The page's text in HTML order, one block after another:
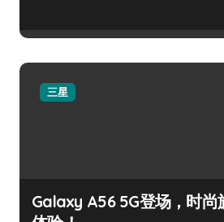
三星
Galaxy A56 5G登场，时尚